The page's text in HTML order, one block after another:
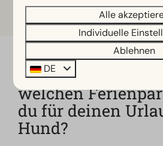
Welche Unterkunft
welchen
du für deinen
Hund?
Alle
Individuelle
Ablehnen
DE